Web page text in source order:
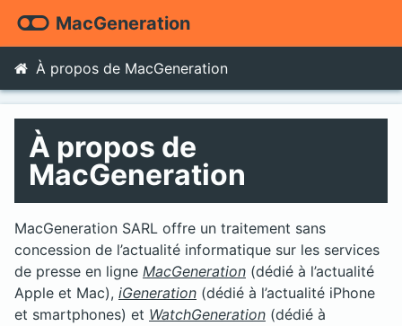
MacGeneration
À propos de MacGeneration
À propos de
MacGeneration
MacGeneration SARL offre un traitement sans
concession de l’actualité informatique sur les services
de presse en ligne MacGeneration (dédié à l’actualité
Apple et Mac), iGeneration (dédié à l’actualité iPhone
et smartphones) et WatchGeneration (dédié à